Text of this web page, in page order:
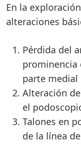
En la
alteraciones
Pérdida del
prominencia
parte medial
Alteración
el
Talones en
de la línea